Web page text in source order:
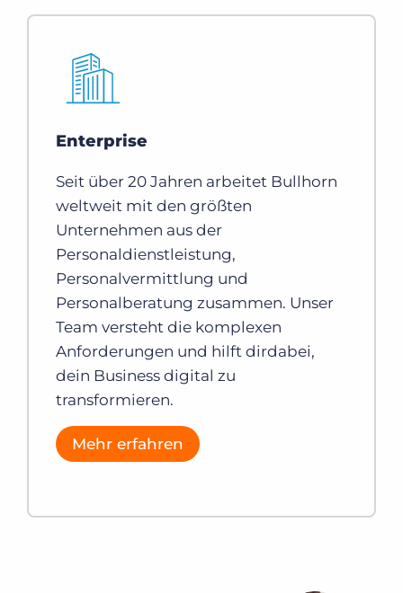
Enterprise
Seit über 20 Jahren arbeitet Bullhorn
weltweit mit den größten
Unternehmen aus der
Personaldienstleistung,
Personalvermittlung und
Personalberatung zusammen. Unser
Team versteht die komplexen
Anforderungen und hilft dirdabei,
dein Business digital zu
transformieren.
Mehr erfahren